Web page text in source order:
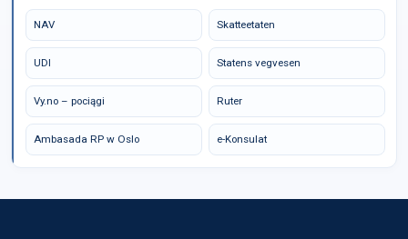
NAV Skatteetaten
UDI Statens vegvesen
Vy.no – pociągi Ruter
Ambasada RP w Oslo e-Konsulat